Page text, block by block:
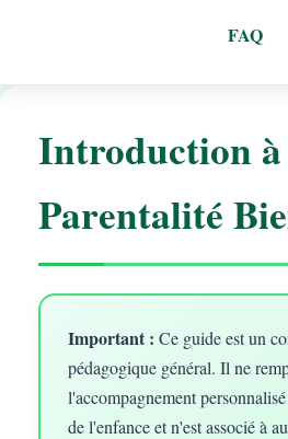
FAQ
Introduction
Parentalité
Important : Ce guide est un
pédagogique général. Il ne
l'accompagnement
de l'enfance et n'est associé à